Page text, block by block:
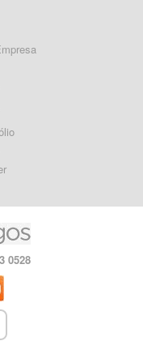
0528